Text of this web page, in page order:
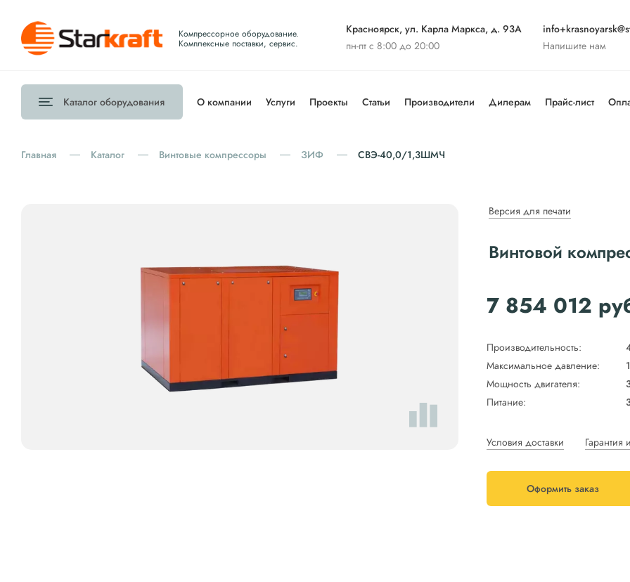
Компрессорное оборудование.
Комплексные поставки, сервис.
Красноярск, ул. Карла Маркса, д. 93А
пн-пт с 8:00 до 20:00
Напишите нам
Каталог оборудования О компании Услуги Проекты Статьи Производители Дилерам Прайс-лист
Главная Каталог Винтовые компрессоры ЗИФ СВЭ-40,0/1,3ШМЧ
Версия для печати
Винтовой
7 854 012
Производительность:
Максимальное давление:
Мощность двигателя:
Питание:
Условия доставки Гарантия
Оформить заказ